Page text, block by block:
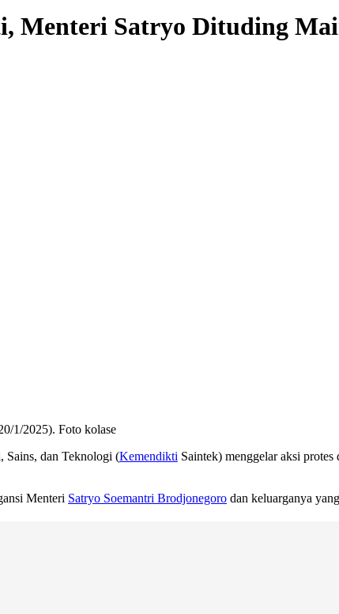
Menteri Satryo Dituding
1/2025). Foto kolase
Sains, dan Teknologi (KemendiktiSaintek) menggelar aksi protes
Menteri Satryo Soemantri Brodjonegoro dan keluarganya